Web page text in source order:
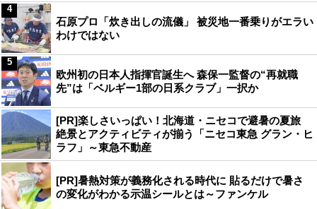
石原プロ「炊き出しの流儀」 被災地一番乗りがエラい
わけではない
4
欧州初の日本人指揮官誕生へ 森保一監督の“再就職
先”は「ベルギー1部の日系クラブ」一択か
5
[PR]楽しさいっぱい！北海道・ニセコで避暑の夏旅
絶景とアクティビティが揃う「ニセコ東急 グラン・ヒ
ラフ」～東急不動産
[PR]暑熱対策が義務化される時代に 貼るだけで暑さ
の変化がわかる示温シールとは～ファンケル